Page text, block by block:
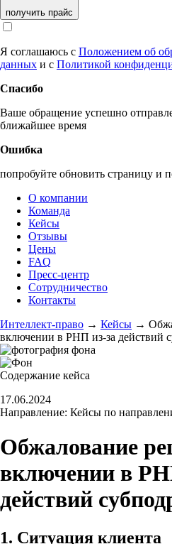
получить прайс
Я соглашаюсь с Положением об
данных и с Политикой
Спасибо
Ваше обращение успешно
ближайшее время
Ошибка
попробуйте обновить страницу и
О компании
Команда
Кейсы
Отзывы
Цены
FAQ
Пресс-центр
Сотрудничество
Контакты
Интеллект-право → Кейсы →
включении в РНП из-за действий
Содержание кейса
17.06.2024
Направление: Кейсы по
Обжалование
включении в
действий
1. Ситуация клиента